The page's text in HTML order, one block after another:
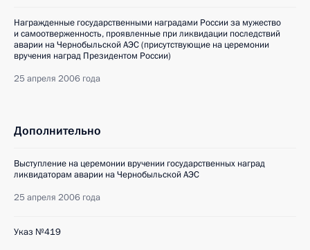
Награжденные государственными наградами России за мужество
и самоотверженность, проявленные при ликвидации последствий
аварии на Чернобыльской АЭС (присутствующие на церемонии
вручения наград Президентом России)
25 апреля 2006 года
Дополнительно
Выступление на церемонии вручении государственных наград
ликвидаторам аварии на Чернобыльской АЭС
25 апреля 2006 года
Указ №419